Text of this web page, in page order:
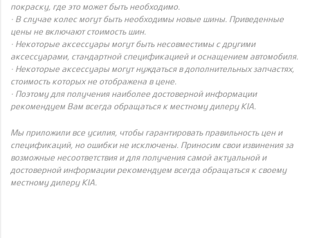
покраску, где это может быть необходимо.
· В случае колес могут быть необходимы новые шины. Приведенные
цены не включают стоимость шин.
· Некоторые аксессуары могут быть несовместимы с другими
аксессуарами, стандартной спецификацией и оснащением автомобиля.
· Некоторые аксессуары могут нуждаться в дополнительных запчастях,
стоимость которых не отображена в цене.
· Поэтому для получения наиболее достоверной информации
рекомендуем Вам всегда обращаться к местному дилеру KIA.
Мы приложили все усилия, чтобы гарантировать правильность цен и
спецификаций, но ошибки не исключены. Приносим свои извинения за
возможные несоответствия и для получения самой актуальной и
достоверной информации рекомендуем всегда обращаться к своему
местному дилеру KIA.